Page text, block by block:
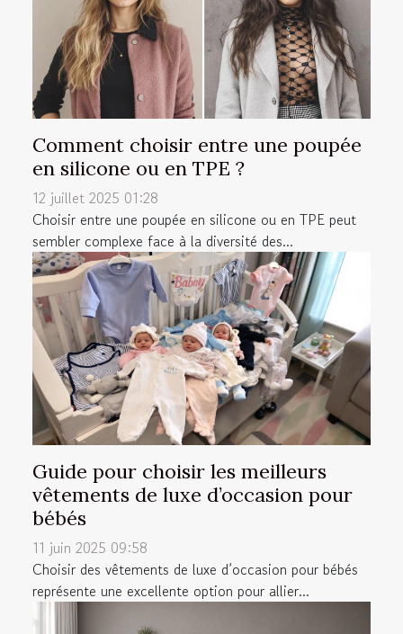
Comment choisir entre une poupée
en silicone ou en TPE ?
12 juillet 2025 01:28
Choisir entre une poupée en silicone ou en TPE peut
sembler complexe face à la diversité des...
Guide pour choisir les meilleurs
vêtements de luxe d’occasion pour
bébés
11 juin 2025 09:58
Choisir des vêtements de luxe d’occasion pour bébés
représente une excellente option pour allier...